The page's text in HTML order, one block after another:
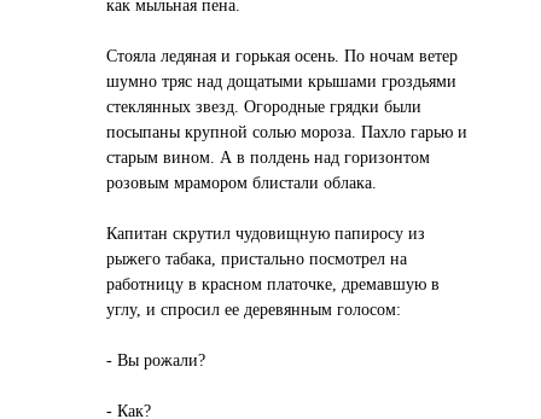
как мыльная пена.
Стояла ледяная и горькая осень. По ночам ветер
шумно тряс над дощатыми крышами гроздьями
стеклянных звезд. Огородные грядки были
посыпаны крупной солью мороза. Пахло гарью и
старым вином. А в полдень над горизонтом
розовым мрамором блистали облака.
Капитан скрутил чудовищную папиросу из
рыжего табака, пристально посмотрел на
работницу в красном платочке, дремавшую в
углу, и спросил ее деревянным голосом:
- Вы рожали?
- Как?